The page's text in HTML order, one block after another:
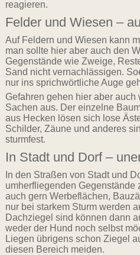
reagieren.
Felder und Wiesen –
Auf Feldern und Wiesen kann
man sollte hier aber auch den
Gegenstände wie Zweige,
Sand nicht vernachlässigen.
nur ins sprichwörtliche Auge
Gefahren gehen hier aber
Sachen aus. Der einzelne
aus Hecken lösen sich lose
Schilder, Zäune und anderes
sturmfest.
In Stadt und Dorf –
In den Straßen von Stadt und
umherfliegenden Gegenstände
auch gern Werbeflächen,
nur bei starkem Sturm werden
Dachziegel sind können dann
weder der Hund noch selbst
Liegen übrigens schon Ziegel
diesen Bereich meiden.